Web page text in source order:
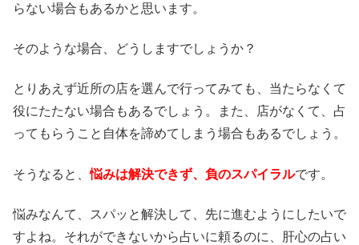
らない場合もあるかと思います。
そのような場合、どうしますでしょうか？
とりあえず近所の店を選んで行ってみても、当たらなくて
役にたたない場合もあるでしょう。また、店がなくて、占
ってもらうこと自体を諦めてしまう場合もあるでしょう。
そうなると、悩みは解決できず、負のスパイラルです。
悩みなんて、スパッと解決して、先に進むようにしたいで
すよね。それができないから占いに頼るのに、肝心の占い